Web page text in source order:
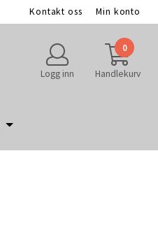
Kontakt oss Min konto
Logg inn
0
Handlekurv